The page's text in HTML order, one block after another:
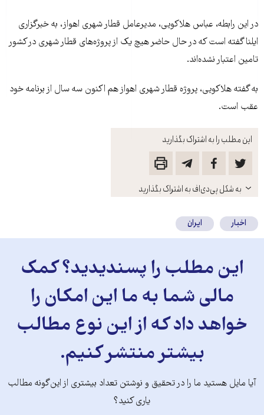
این مطلب را به اشتراک بگذارید
باز
کنید
به شکل پی‌دی‌اف به اشتراک بگذارید
در این رابطه، عباس هلاکویی، مدیرعامل قطار شهری اهواز، به خبرگزاری
ایلنا گفته است که در حال حاضر هیچ یک از پروژه‌های قطار شهری در کشور
تامین اعتبار نشده‌اند.
به گفته هلاکویی، پروژه قطار شهری اهواز هم اکنون سه سال از برنامه خود
عقب است.
اخبار ایران
این مطلب را پسندیدید؟ کمک
مالی شما به ما این امکان را
خواهد داد که از این نوع مطالب
بیشتر منتشر کنیم.
آیا مایل هستید ما را در تحقیق و نوشتن تعداد بیشتری از این‌گونه مطالب
یاری کنید؟